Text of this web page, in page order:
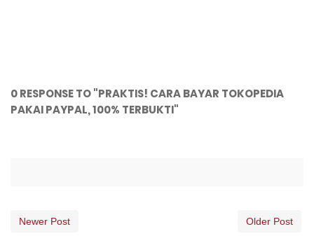
0 RESPONSE TO "PRAKTIS! CARA BAYAR TOKOPEDIA
PAKAI PAYPAL, 100% TERBUKTI"
Newer Post Older Post